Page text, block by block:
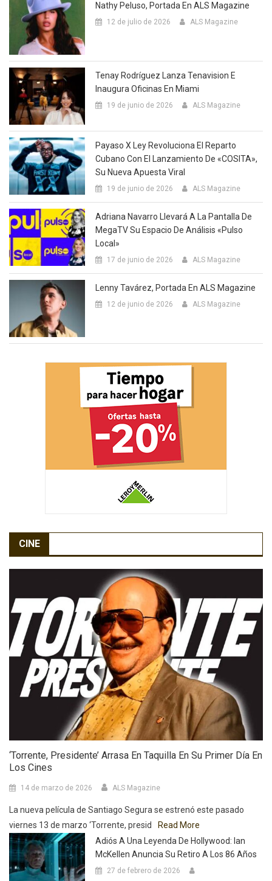
Nathy Peluso, Portada En ALS Magazine
12 de julio de 2026 ALS Magazine
Tenay Rodríguez Lanza Tenavision E
Inaugura Oficinas En Miami
19 de junio de 2026 ALS Magazine
Payaso X Ley Revoluciona El Reparto
Cubano Con El Lanzamiento De «COSITA»,
Su Nueva Apuesta Viral
19 de junio de 2026 ALS Magazine
Adriana Navarro Llevará A La Pantalla De
MegaTV Su Espacio De Análisis «Pulso
Local»
17 de junio de 2026 ALS Magazine
Lenny Tavárez, Portada En ALS Magazine
12 de junio de 2026 ALS Magazine
CINE
‘Torrente, Presidente’ Arrasa En Taquilla En Su Primer Día En
Los Cines
14 de marzo de 2026 ALS Magazine
La nueva película de Santiago Segura se estrenó este pasado
viernes 13 de marzo ‘Torrente, presid
Read More
Adiós A Una Leyenda De Hollywood: Ian
McKellen Anuncia Su Retiro A Los 86 Años
27 de febrero de 2026